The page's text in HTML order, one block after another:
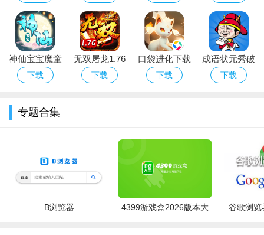
应用宝版
官方正版手游
文版
神仙宝宝魔童
觉醒最新官方
下载
无双屠龙1.76
变态版
下载
口袋进化下载
官网最新版本
下载
成语状元秀破
解版
下载
专题合集
B浏览器
4399游戏盒2026版本大
谷歌浏览